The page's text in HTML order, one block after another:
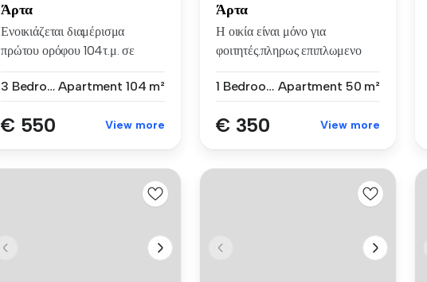
Άρτα
Ενοικιάζεται διαμέρισμα
πρώτου ορόφου 104τ.μ. σε
3 Bedrooms Apartment 104 m²
€ 550 View more
Άρτα
Η οικία είναι μόνο για
φοιτητές.πληρως επιπλωμενο
1 Bedroom Apartment 50 m²
€ 350 View more